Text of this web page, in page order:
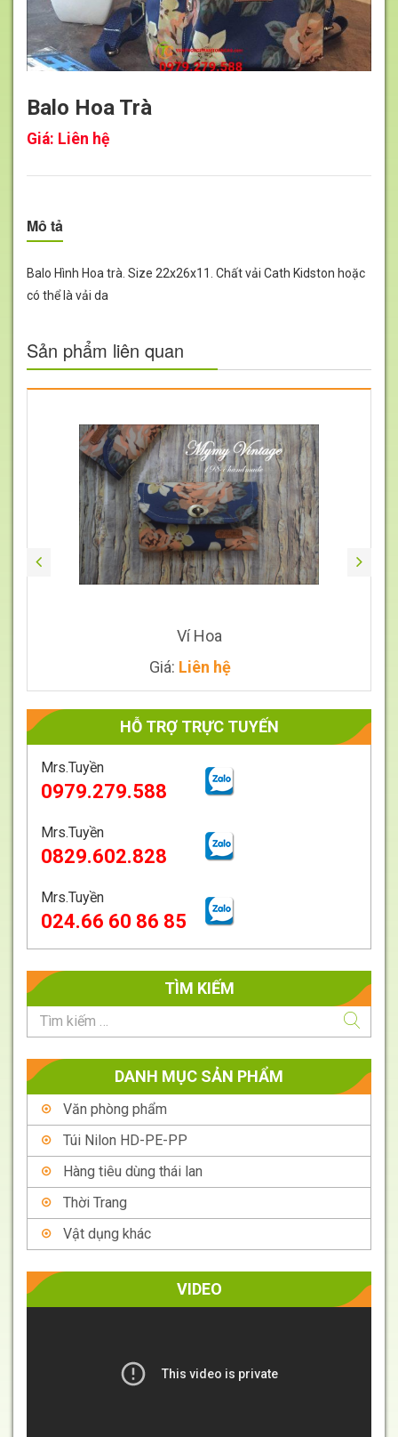
Balo Hoa Trà
Giá: Liên hệ
Mô tả
Balo Hình Hoa trà. Size 22x26x11. Chất vải Cath Kidston hoặc
có thể là vải da
Sản phẩm liên quan
Ví Hoa
Giá: Liên hệ
Giá
Liên
hệ
HỖ TRỢ TRỰC TUYẾN
Mrs.Tuyền
0979.279.588
Mrs.Tuyền
0829.602.828
Mrs.Tuyền
024.66 60 86 85
TÌM KIẾM
DANH MỤC SẢN PHẨM
Văn phòng phẩm
Túi Nilon HD-PE-PP
Hàng tiêu dùng thái lan
Thời Trang
Vật dụng khác
VIDEO